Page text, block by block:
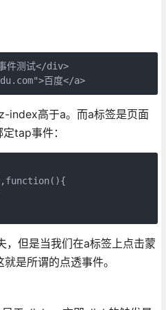
件测试</div>
百度</a>
index高于a。而a标签是页面
tap事件：
，但是当我们在a标签上点击蒙
是所谓的点透事件。